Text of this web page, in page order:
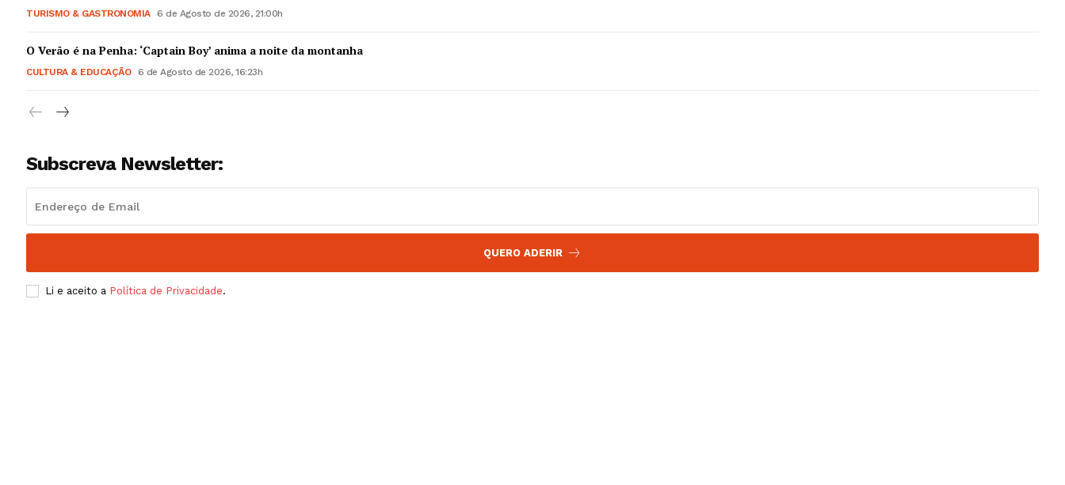
TURISMO & GASTRONOMIA 6 de Agosto de 2026, 21:00h
O Verão é na Penha: ‘Captain Boy’ anima a noite da montanha
CULTURA & EDUCAÇÃO 6 de Agosto de 2026, 16:23h
Subscreva Newsletter:
QUERO ADERIR
Li e aceito a Política de Privacidade.